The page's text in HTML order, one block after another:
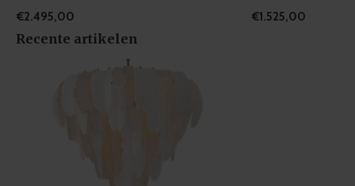
€2.495,00
€1.525,00
Recente artikelen